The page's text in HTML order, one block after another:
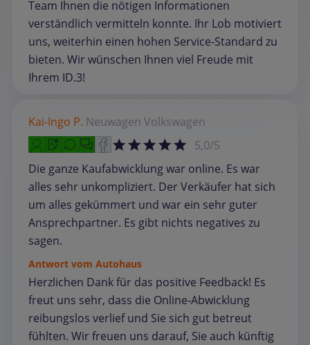
Team Ihnen die nötigen Informationen
verständlich vermitteln konnte. Ihr Lob motiviert
uns, weiterhin einen hohen Service‑Standard zu
bieten. Wir wünschen Ihnen viel Freude mit
Ihrem ID.3!
Kai-Ingo P. Neuwagen Volkswagen
5,0/5
Die ganze Kaufabwicklung war online. Es war
alles sehr unkompliziert. Der Verkäufer hat sich
um alles gekümmert und war ein sehr guter
Ansprechpartner. Es gibt nichts negatives zu
sagen.
Antwort vom Autohaus
Herzlichen Dank für das positive Feedback! Es
freut uns sehr, dass die Online‑Abwicklung
reibungslos verlief und Sie sich gut betreut
fühlten. Wir freuen uns darauf, Sie auch künftig